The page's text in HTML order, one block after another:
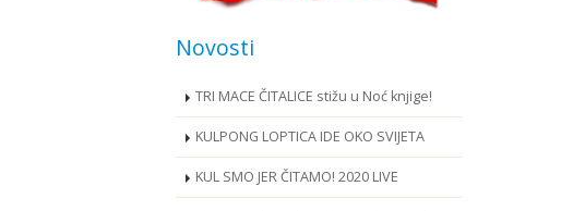
Novosti
TRI MACE ČITALICE stižu u Noć knjige!
KULPONG LOPTICA IDE OKO SVIJETA
KUL SMO JER ČITAMO! 2020 LIVE